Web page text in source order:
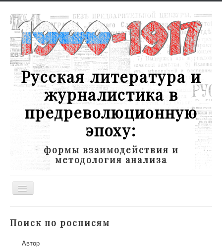
Русская литература и
журналистика в
предреволюционную
эпоху:
формы взаимодействия и
методология анализа
Toggle
Участники
Поиск по росписям
Автор